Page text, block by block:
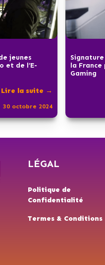
jeunes
et de l’E-
Lire la suite →
30 octobre 2024
la
Gaming
LÉGAL
Politique de
Confidentialité
Termes & Conditions